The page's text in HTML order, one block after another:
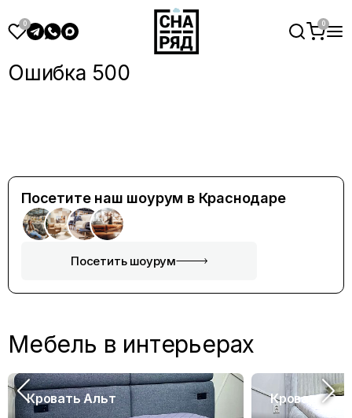
Ошибка 500
Посетите наш шоурум в Краснодаре
Посетить шоурум
Мебель в интерьерах
Кровать Альт Кровать